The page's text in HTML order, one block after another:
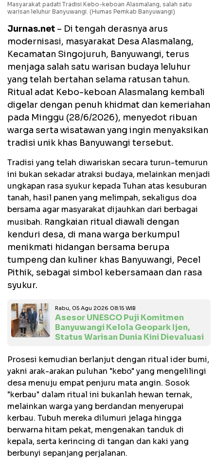
Masyarakat padati Tradisi Kebo-keboan Alasmalang, salah satu
warisan leluhur Banyuwangi. (Humas Pemkab Banyuwangi)
Jurnas.net – Di tengah derasnya arus
modernisasi, masyarakat Desa Alasmalang,
Kecamatan Singojuruh, Banyuwangi, terus
menjaga salah satu warisan budaya leluhur
yang telah bertahan selama ratusan tahun.
Ritual adat Kebo-keboan Alasmalang kembali
digelar dengan penuh khidmat dan kemeriahan
pada Minggu (28/6/2026), menyedot ribuan
warga serta wisatawan yang ingin menyaksikan
tradisi unik khas Banyuwangi tersebut.
Tradisi yang telah diwariskan secara turun-temurun
ini bukan sekadar atraksi budaya, melainkan menjadi
ungkapan rasa syukur kepada Tuhan atas kesuburan
tanah, hasil panen yang melimpah, sekaligus doa
bersama agar masyarakat dijauhkan dari berbagai
musibah. Rangkaian ritual diawali dengan
kenduri desa, di mana warga berkumpul
menikmati hidangan bersama berupa
tumpeng dan kuliner khas Banyuwangi, Pecel
Pithik, sebagai simbol kebersamaan dan rasa
syukur.
Rabu, 05 Agu 2026 08:15 WIB
Asesor UNESCO Puji Komitmen
Banyuwangi Kelola Geopark Ijen,
Status Warisan Dunia Kini Dievaluasi
Prosesi kemudian berlanjut dengan ritual ider bumi,
yakni arak-arakan puluhan "kebo" yang mengelilingi
desa menuju empat penjuru mata angin. Sosok
"kerbau" dalam ritual ini bukanlah hewan ternak,
melainkan warga yang berdandan menyerupai
kerbau. Tubuh mereka dilumuri jelaga hingga
berwarna hitam pekat, mengenakan tanduk di
kepala, serta kerincing di tangan dan kaki yang
berbunyi sepanjang perjalanan.